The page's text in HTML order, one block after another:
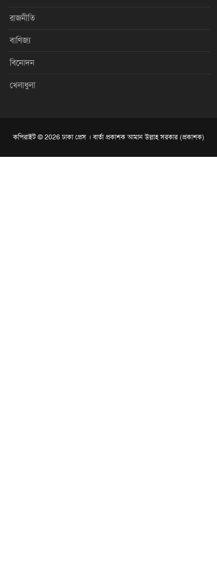
রাজনীতি
বাণিজ্য
বিনোদন
খেলাধুলা
কপিরাইট © 2026 ঢাকা প্রেস । বার্তা প্রকাশক আমান উল্লাহ সরকার (প্রকাশক)